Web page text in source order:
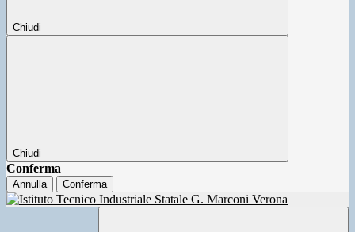
Chiudi
Chiudi
Conferma
Annulla Conferma